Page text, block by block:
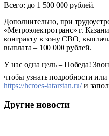
Всего: до 1 500 000 рублей.
Дополнительно, при
«Метроэлектротранс» г.
контракту в зону СВО,
выплата – 100 000 рублей.
У нас одна цель – Победа!
чтобы узнать подробности
https://heroes-tatarstan.ru/и
Другие новости